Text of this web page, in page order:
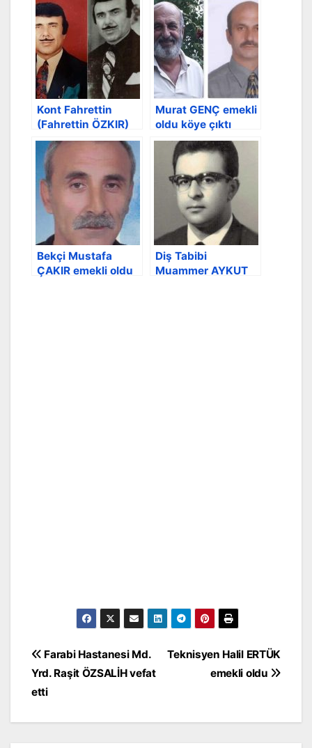
Kont Fahrettin
(Fahrettin ÖZKIR)
KTÜ seni
unutulmaz
Murat GENÇ emekli
oldu köye çıktı
Bekçi Mustafa
ÇAKIR emekli oldu
Diş Tabibi
Muammer AYKUT
Yazı
gezinmesi
Teknisyen Halil ERTÜK
emekli oldu
Farabi Hastanesi Md.
Yrd. Raşit ÖZSALİH vefat
etti